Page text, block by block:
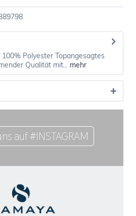
Polyester Topangesagtes
Qualität mit... mehr
auf #INSTAGRAM